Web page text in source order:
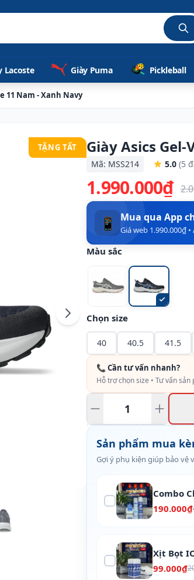
Lacoste Giày Puma Pickleball
11 Nam - Xanh Navy
TẶNG TẤT Giày Asics
Mã: MSS214 5.0 (5
1.990.000₫
📱 Mua qua App
Giá web 1.990.000₫
Màu sắc
Chọn size
40 40.5 41.5
📞 Cần tư vấn nhanh?
Hỗ trợ chọn size • Tư vấn sản
Sản phẩm mua
Gợi ý phụ kiện giúp bảo vệ
Combo
190.000₫
Xịt Bọt
99.000₫